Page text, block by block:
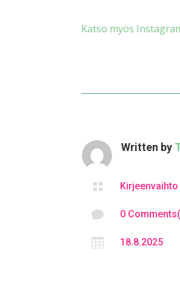
Katso myös
Written by
 Kirjeenvaihto
 0
 18.8.2025